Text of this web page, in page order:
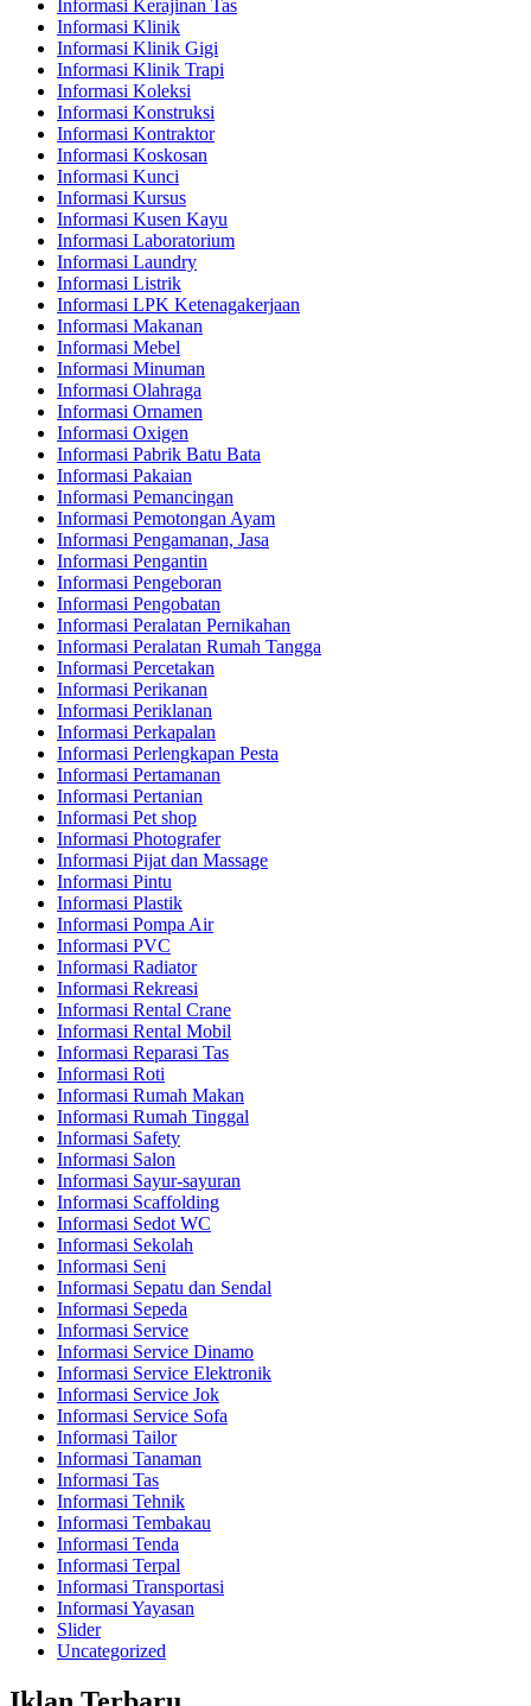
Informasi Kerajinan Tas
Informasi Klinik
Informasi Klinik Gigi
Informasi Klinik Trapi
Informasi Koleksi
Informasi Konstruksi
Informasi Kontraktor
Informasi Koskosan
Informasi Kunci
Informasi Kursus
Informasi Kusen Kayu
Informasi Laboratorium
Informasi Laundry
Informasi Listrik
Informasi LPK Ketenagakerjaan
Informasi Makanan
Informasi Mebel
Informasi Minuman
Informasi Olahraga
Informasi Ornamen
Informasi Oxigen
Informasi Pabrik Batu Bata
Informasi Pakaian
Informasi Pemancingan
Informasi Pemotongan Ayam
Informasi Pengamanan, Jasa
Informasi Pengantin
Informasi Pengeboran
Informasi Pengobatan
Informasi Peralatan Pernikahan
Informasi Peralatan Rumah Tangga
Informasi Percetakan
Informasi Perikanan
Informasi Periklanan
Informasi Perkapalan
Informasi Perlengkapan Pesta
Informasi Pertamanan
Informasi Pertanian
Informasi Pet shop
Informasi Photografer
Informasi Pijat dan Massage
Informasi Pintu
Informasi Plastik
Informasi Pompa Air
Informasi PVC
Informasi Radiator
Informasi Rekreasi
Informasi Rental Crane
Informasi Rental Mobil
Informasi Reparasi Tas
Informasi Roti
Informasi Rumah Makan
Informasi Rumah Tinggal
Informasi Safety
Informasi Salon
Informasi Sayur-sayuran
Informasi Scaffolding
Informasi Sedot WC
Informasi Sekolah
Informasi Seni
Informasi Sepatu dan Sendal
Informasi Sepeda
Informasi Service
Informasi Service Dinamo
Informasi Service Elektronik
Informasi Service Jok
Informasi Service Sofa
Informasi Tailor
Informasi Tanaman
Informasi Tas
Informasi Tehnik
Informasi Tembakau
Informasi Tenda
Informasi Terpal
Informasi Transportasi
Informasi Yayasan
Slider
Uncategorized